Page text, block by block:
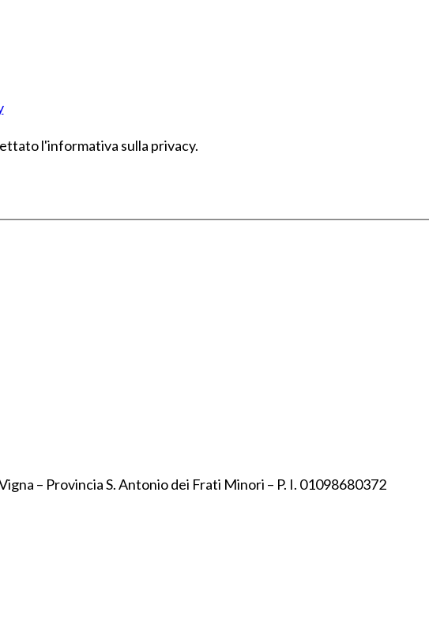
l'informativa sulla privacy.
– Provincia S. Antonio dei Frati Minori – P. I. 01098680372